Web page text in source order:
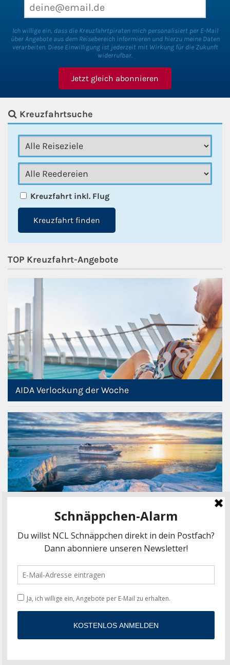
Ich willige ein, dass die Kreuzfahrtpiraten mich personalisiert per E-Mail
über Angebote aus dem Reisebereich informieren und hierzu meine Daten
verarbeiten. Diese Einwilligung ist jederzeit mit Wirkung für die Zukunft
widerrufbar.
Kreuzfahrtsuche
Kreuzfahrt inkl. Flug
Kreuzfahrt finden
TOP Kreuzfahrt-Angebote
AIDA Verlockung der Woche
MSC Alaska & Kanada
AIDA MOIN Cruise mit Otto Waalkes